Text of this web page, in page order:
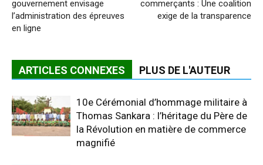
gouvernement envisage
l’administration des épreuves
en ligne
commerçants : Une coalition
exige de la transparence
ARTICLES CONNEXES PLUS DE L'AUTEUR
10e Cérémonial d’hommage militaire à
Thomas Sankara : l’héritage du Père de
la Révolution en matière de commerce
magnifié